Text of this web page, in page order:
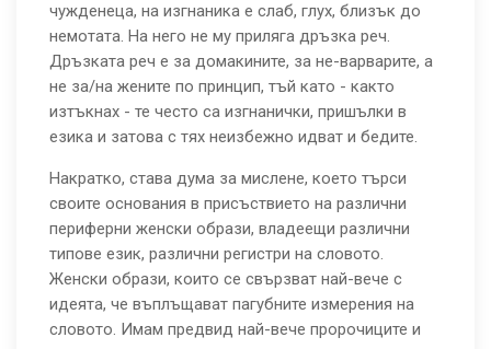
чужденеца, на изгнаника е слаб, глух, близък до
немотата. На него не му приляга дръзка реч.
Дръзката реч е за домакините, за не-варварите, а
не за/на жените по принцип, тъй като - както
изтъкнах - те често са изгнанички, пришълки в
езика и затова с тях неизбежно идват и бедите.
Накратко, става дума за мислене, което търси
своите основания в присъствието на различни
периферни женски образи, владеещи различни
типове език, различни регистри на словото.
Женски образи, които се свързват най-вече с
идеята, че въплъщават пагубните измерения на
словото. Имам предвид най-вече пророчиците и